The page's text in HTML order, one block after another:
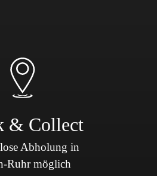
& Collect
Abholung in
Ruhr möglich